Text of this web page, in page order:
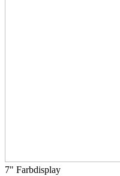
7" Farbdisplay